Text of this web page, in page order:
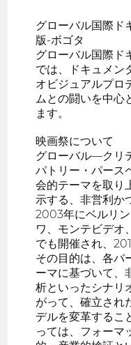
グローバル国際ド
版-ボゴタ
グローバル国際ド
では、ドキュメン
オビジュアルプロ
ムとの闘いを中心
ます。
映画祭について
グローバル—クリ
パトリー・パース
会的テーマを取り
示する、非営利か
2003年にベルリ
ワ、モンテビデオ
でも開催され、
その目的は、各バ
ーマに基づいて、
析といったシナリ
がって、確立され
デルを変革するこ
っては、フォーマ